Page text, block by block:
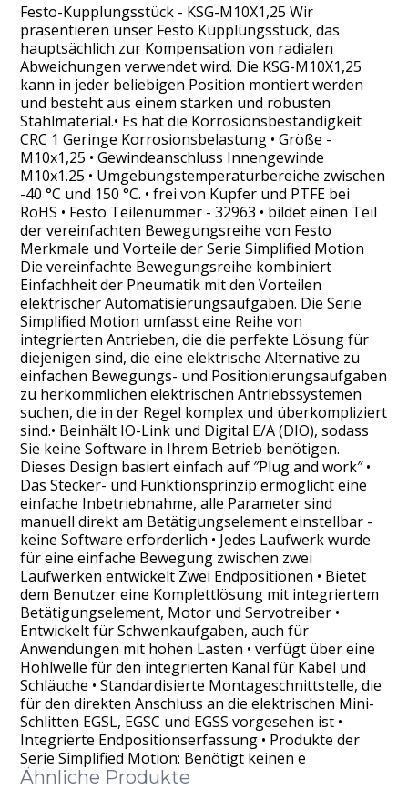
Festo-Kupplungsstück - KSG-M10X1,25 Wir
präsentieren unser Festo Kupplungsstück, das
hauptsächlich zur Kompensation von radialen
Abweichungen verwendet wird. Die KSG-M10X1,25
kann in jeder beliebigen Position montiert werden
und besteht aus einem starken und robusten
Stahlmaterial.• Es hat die Korrosionsbeständigkeit
CRC 1 Geringe Korrosionsbelastung • Größe -
M10x1,25 • Gewindeanschluss Innengewinde
M10x1.25 • Umgebungstemperaturbereiche zwischen
-40 °C und 150 °C. • frei von Kupfer und PTFE bei
RoHS • Festo Teilenummer - 32963 • bildet einen Teil
der vereinfachten Bewegungsreihe von Festo
Merkmale und Vorteile der Serie Simplified Motion
Die vereinfachte Bewegungsreihe kombiniert
Einfachheit der Pneumatik mit den Vorteilen
elektrischer Automatisierungsaufgaben. Die Serie
Simplified Motion umfasst eine Reihe von
integrierten Antrieben, die die perfekte Lösung für
diejenigen sind, die eine elektrische Alternative zu
einfachen Bewegungs- und Positionierungsaufgaben
zu herkömmlichen elektrischen Antriebssystemen
suchen, die in der Regel komplex und überkompliziert
sind.• Beinhält IO-Link und Digital E/A (DIO), sodass
Sie keine Software in Ihrem Betrieb benötigen.
Dieses Design basiert einfach auf ″Plug and work″ •
Das Stecker- und Funktionsprinzip ermöglicht eine
einfache Inbetriebnahme, alle Parameter sind
manuell direkt am Betätigungselement einstellbar -
keine Software erforderlich • Jedes Laufwerk wurde
für eine einfache Bewegung zwischen zwei
Laufwerken entwickelt Zwei Endpositionen • Bietet
dem Benutzer eine Komplettlösung mit integriertem
Betätigungselement, Motor und Servotreiber •
Entwickelt für Schwenkaufgaben, auch für
Anwendungen mit hohen Lasten • verfügt über eine
Hohlwelle für den integrierten Kanal für Kabel und
Schläuche • Standardisierte Montageschnittstelle, die
für den direkten Anschluss an die elektrischen Mini-
Schlitten EGSL, EGSC und EGSS vorgesehen ist •
Integrierte Endpositionserfassung • Produkte der
Serie Simplified Motion: Benötigt keinen e
Ähnliche Produkte